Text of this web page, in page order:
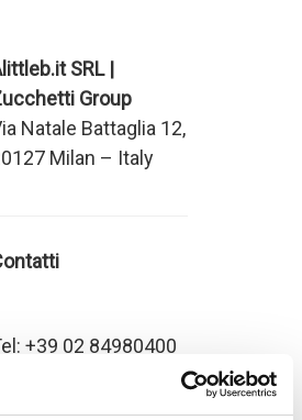
SRL |
Group
Natale Battaglia 12,
Milan – Italy
+39 02 84980400